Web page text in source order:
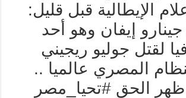
الإيطالية قبل قليل:
إيفان وهو أحد
لقتل جوليو ريجيني
المصري عالميا ..
ظهر الحق #تحيا_مصر